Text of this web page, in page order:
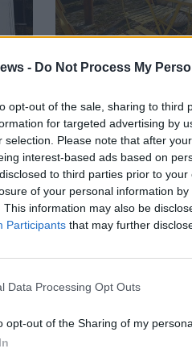
- Do Not Process My
opt-out of the sale, sharing to third
for targeted advertising by
selection. Please note that after
interest-based ads based on
to third parties prior to
of your personal information
This information may also be
Participants that may further
Data Processing Opt Outs
opt-out of the Sharing of my
TURISMO
così la paura
turismo”